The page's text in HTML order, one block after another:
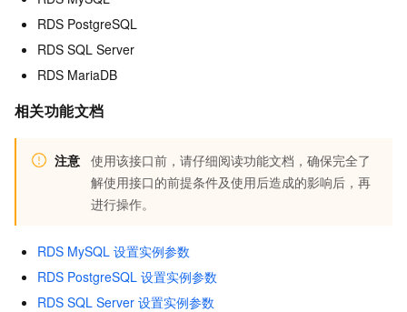
RDS PostgreSQL
RDS SQL Server
RDS MariaDB
相关功能文档
注意 使用该接口前，请仔细阅读功能文档，确保完全了
解使用接口的前提条件及使用后造成的影响后，再
进行操作。
RDS MySQL 设置实例参数
RDS PostgreSQL 设置实例参数
RDS SQL Server 设置实例参数